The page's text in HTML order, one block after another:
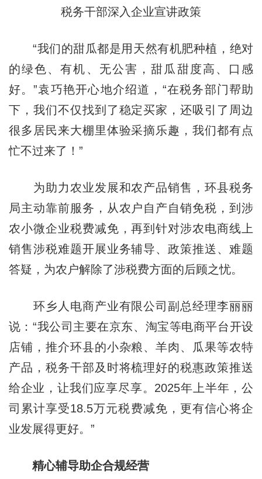
税务干部深入企业宣讲政策
“我们的甜瓜都是用天然有机肥种植，绝对
的绿色、有机、无公害，甜瓜甜度高、口感
好。”袁巧艳开心地介绍道，“在税务部门帮助
下，我们不仅找到了稳定买家，还吸引了周边
很多居民来大棚里体验采摘乐趣，我们都有点
忙不过来了！”
为助力农业发展和农产品销售，环县税务
局主动靠前服务，从农户自产自销免税，到涉
农小微企业税费减免，再到针对涉农电商线上
销售涉税难题开展业务辅导、政策推送、难题
答疑，为农户解除了涉税费方面的后顾之忧。
环乡人电商产业有限公司副总经理李丽丽
说：“我公司主要在京东、淘宝等电商平台开设
店铺，推介环县的小杂粮、羊肉、瓜果等农特
产品，税务干部及时将梳理好的税惠政策推送
给企业，让我们应享尽享。2025年上半年，公
司累计享受18.5万元税费减免，更有信心将企
业发展得更好。”
精心辅导助企合规经营